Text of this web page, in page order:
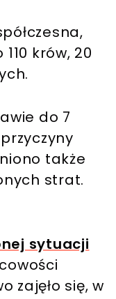
krów, 20
do 7
także
strat.
sytuacji
zajęło się, w